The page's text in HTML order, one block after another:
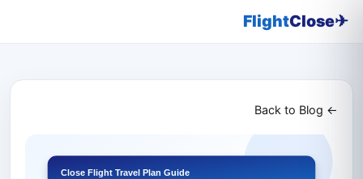
✈
Close
Flight
← Back to Blog